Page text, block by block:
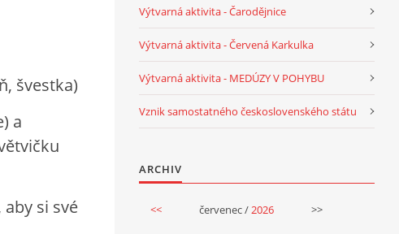
švestka)
a
si své
Výtvarná aktivita - Čarodějnice
Výtvarná aktivita - Červená Karkulka
Výtvarná aktivita - MEDÚZY V POHYBU
Vznik samostatného československého státu
ARCHIV
<< červenec / 2026 >>